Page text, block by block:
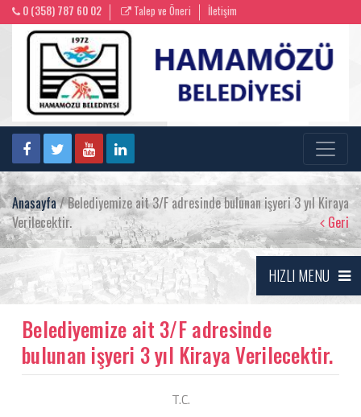
0 (358) 787 60 02 Talep ve Öneri İletişim
Anasayfa/ Belediyemize ait 3/F adresinde bulunan işyeri 3 yıl Kiraya
Verilecektir.
Geri
HIZLI MENU
Belediyemize ait 3/F adresinde
bulunan işyeri 3 yıl Kiraya Verilecektir.
T.C.